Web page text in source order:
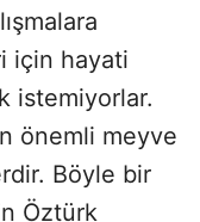
için hayati
istemiyorlar.
önemli meyve
Böyle bir
Öztürk